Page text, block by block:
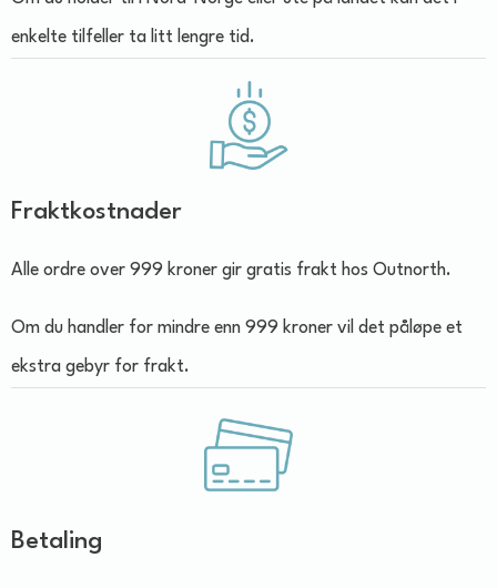
enkelte tilfeller ta litt lengre tid.
Fraktkostnader
Alle ordre over 999 kroner gir gratis frakt hos Outnorth.
Om du handler for mindre enn 999 kroner vil det påløpe et
ekstra gebyr for frakt.
Betaling